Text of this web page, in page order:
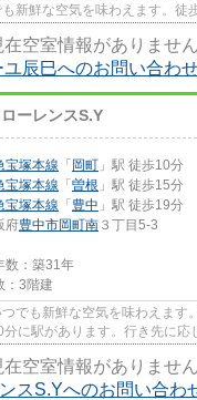
新鮮な空気を味わえます。徒
在空室情報がありません
ユ辰巳へのお問い合わ
ーレンスS.Y
宝塚本線 「 岡町 」駅 徒歩10分
宝塚本線 「 曽根 」駅 徒歩15分
宝塚本線 「 豊中 」駅 徒歩19分
府豊中市岡町南 ３丁目5-3
数：築31年
：3階建
でも新鮮な空気を味わえます
に駅があります。行き先に応
在空室情報がありません
スS.Yへのお問い合わ